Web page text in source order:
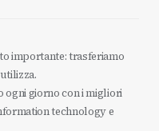
importante: trasferiamo
ogni giorno con i migliori
technology e